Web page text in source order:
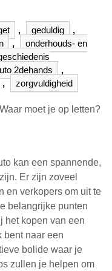
, geduldig
,
,
onderhouds- en
2dehands
,
, zorgvuldigheid
moet je op letten?
kan een spannende,
Er zijn zoveel
en verkopers om uit te
belangrijke punten
het kopen van een
bent naar een
bolide waar je
zullen je helpen om